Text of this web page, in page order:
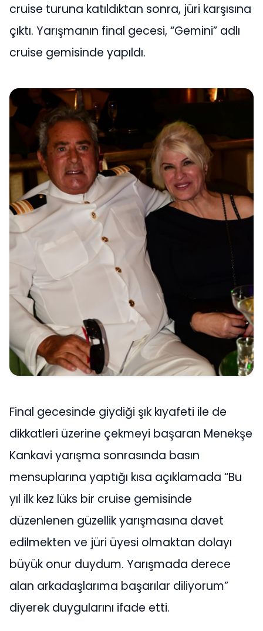
cruise turuna katıldıktan sonra, jüri karşısına
çıktı. Yarışmanın final gecesi, “Gemini” adlı
cruise gemisinde yapıldı.
Final gecesinde giydiği şık kıyafeti ile de
dikkatleri üzerine çekmeyi başaran Menekşe
Kankavi yarışma sonrasında basın
mensuplarına yaptığı kısa açıklamada “Bu
yıl ilk kez lüks bir cruise gemisinde
düzenlenen güzellik yarışmasına davet
edilmekten ve jüri üyesi olmaktan dolayı
büyük onur duydum. Yarışmada derece
alan arkadaşlarıma başarılar diliyorum”
diyerek duygularını ifade etti.